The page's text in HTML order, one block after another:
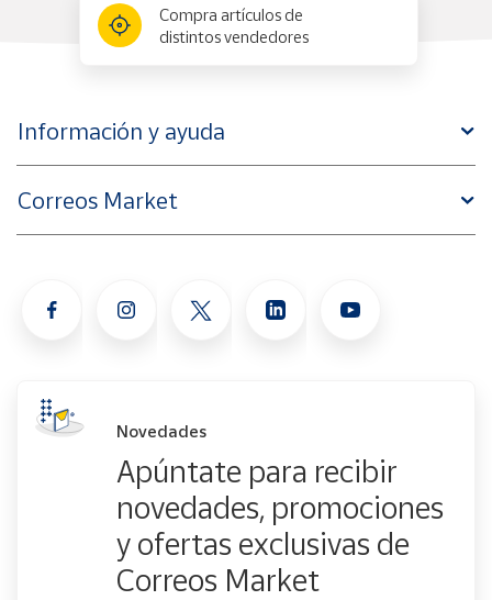
Compra artículos de
distintos vendedores
Información y ayuda
Correos Market
Novedades
Apúntate para recibir
novedades, promociones
y ofertas exclusivas de
Correos Market